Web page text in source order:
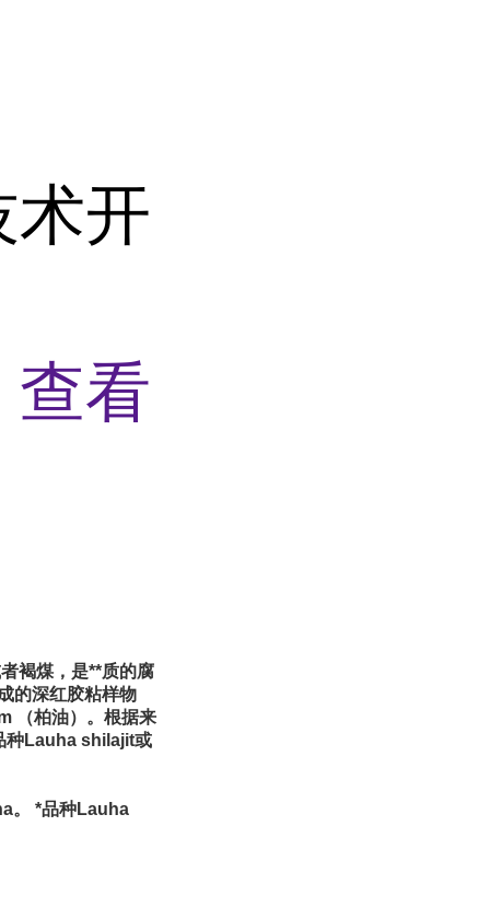
术开
查看
褐煤，是**质的腐
的深红胶粘样物
（柏油）。根据来
种Lauha shilajit或
。 *品种Lauha